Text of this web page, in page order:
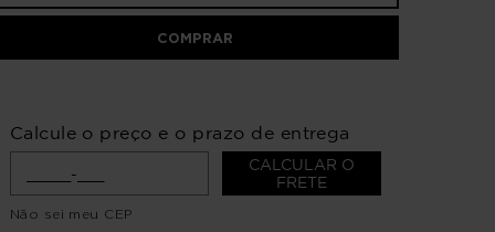
COMPRAR
Calcule o preço e o prazo de entrega
CALCULAR O
FRETE
Não sei meu CEP